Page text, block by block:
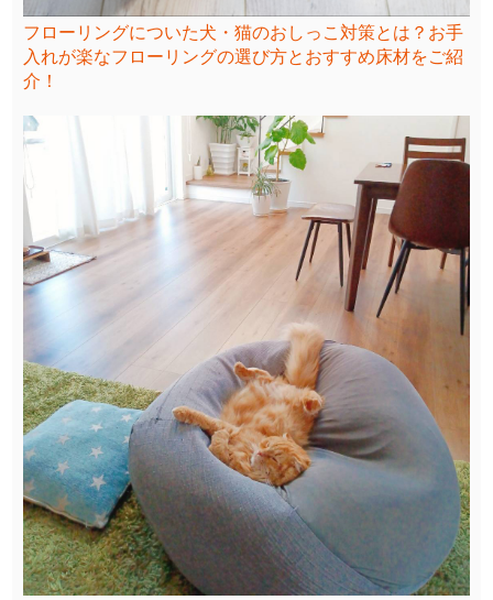
フローリングについた犬・猫のおしっこ対策とは？お手
入れが楽なフローリングの選び方とおすすめ床材をご紹
介！